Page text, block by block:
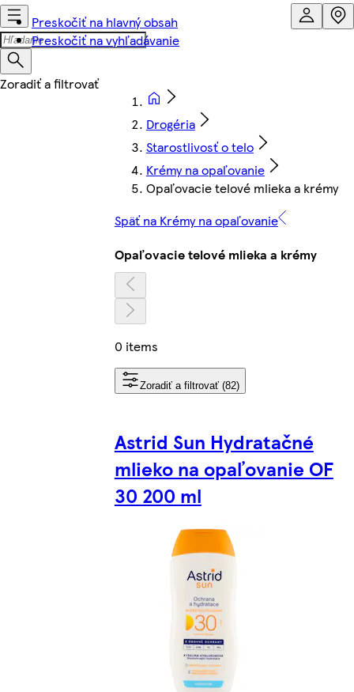
Preskočiť na hlavný obsah
Preskočiť na vyhľadávanie
Drogéria
Starostlivosť o telo
Krémy na opaľovanie
Opaľovacie telové mlieka a krémy
Späť na Krémy na opaľovanie
Opaľovacie telové mlieka a krémy
0 items
Zoradiť a filtrovať (82)
Astrid Sun Hydratačné
mlieko na opaľovanie OF
30 200 ml